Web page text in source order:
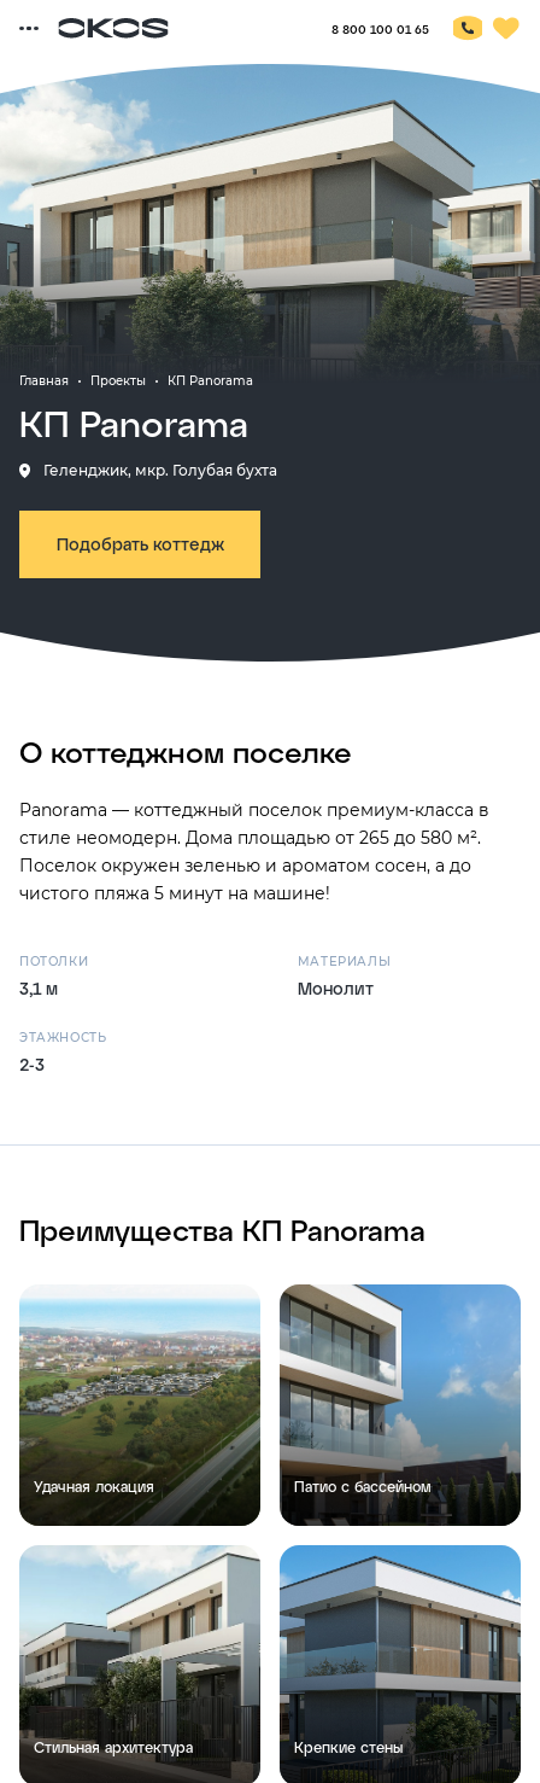
8 800 100 01 65
Главная Проекты КП Panorama
КП Panorama
Геленджик, мкр. Голубая бухта
Подобрать коттедж
О коттеджном поселке
Panorama — коттеджный поселок премиум-класса в
стиле неомодерн. Дома площадью от 265 до 580 м².
Поселок окружен зеленью и ароматом сосен, а до
чистого пляжа 5 минут на машине!
ПОТОЛКИ
3,1 м
МАТЕРИАЛЫ
Монолит
ЭТАЖНОСТЬ
2-3
Преимущества КП Panorama
Удачная локация Патио с бассейном
Стильная архитектура Крепкие стены